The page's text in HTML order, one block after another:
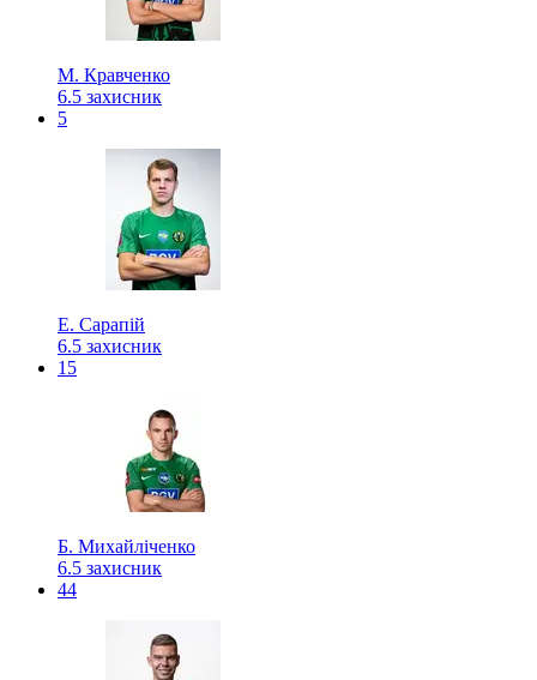
М. Кравченко
6.5 захисник
5
Е. Сарапій
6.5 захисник
15
Б. Михайліченко
6.5 захисник
44